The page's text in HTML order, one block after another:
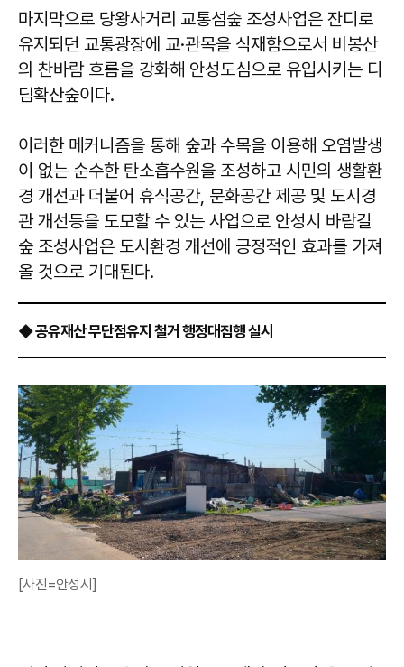
마지막으로 당왕사거리 교통섬숲 조성사업은 잔디로
유지되던 교통광장에 교·관목을 식재함으로서 비봉산
의 찬바람 흐름을 강화해 안성도심으로 유입시키는 디
딤확산숲이다.
이러한 메커니즘을 통해 숲과 수목을 이용해 오염발생
이 없는 순수한 탄소흡수원을 조성하고 시민의 생활환
경 개선과 더불어 휴식공간, 문화공간 제공 및 도시경
관 개선등을 도모할 수 있는 사업으로 안성시 바람길
숲 조성사업은 도시환경 개선에 긍정적인 효과를 가져
올 것으로 기대된다.
◆ 공유재산 무단점유지 철거 행정대집행 실시
[사진=안성시]